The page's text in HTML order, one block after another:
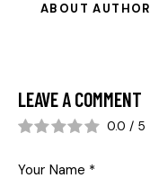
ABOUT AUTHOR
LEAVE A COMMENT
0.0 / 5